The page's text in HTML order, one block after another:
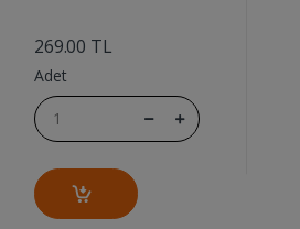
269.00 TL
Adet